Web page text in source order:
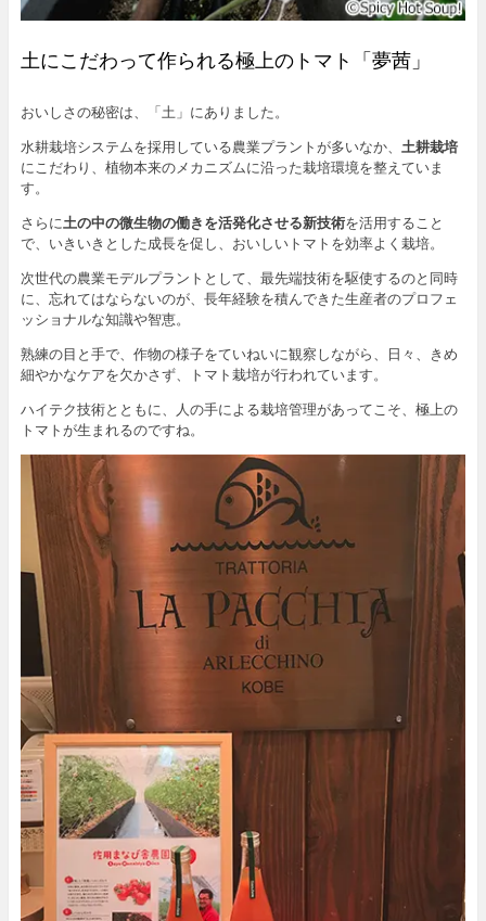
土にこだわって作られる極上のトマト「夢茜」
おいしさの秘密は、「土」にありました。
水耕栽培システムを採用している農業プラントが多いなか、 土耕栽培
にこだわり、植物本来のメカニズムに沿った栽培環境を整えていま
す。
さらに土の中の微生物の働きを活発化させる新技術を活用すること
で、いきいきとした成長を促し、おいしいトマトを効率よく栽培。
次世代の農業モデルプラントとして、最先端技術を駆使するのと同時
に、忘れてはならないのが、長年経験を積んできた生産者のプロフェ
ッショナルな知識や智恵。
熟練の目と手で、作物の様子をていねいに観察しながら、日々、きめ
細やかなケアを欠かさず、トマト栽培が行われています。
ハイテク技術とともに、人の手による栽培管理があってこそ、極上の
トマトが生まれるのですね。